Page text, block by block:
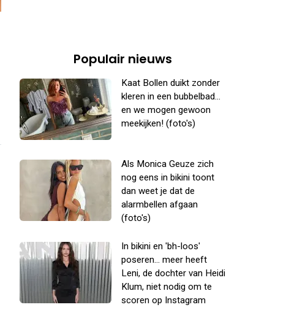
Populair nieuws
Kaat Bollen duikt zonder
kleren in een bubbelbad...
en we mogen gewoon
meekijken! (foto's)
Als Monica Geuze zich
nog eens in bikini toont
dan weet je dat de
alarmbellen afgaan
(foto's)
In bikini en 'bh-loos'
poseren... meer heeft
Leni, de dochter van Heidi
Klum, niet nodig om te
scoren op Instagram